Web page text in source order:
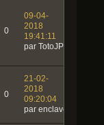
0
09-04-
2018
19:41:11
par TotoJP
0
21-02-
2018
09:20:04
par enclaver